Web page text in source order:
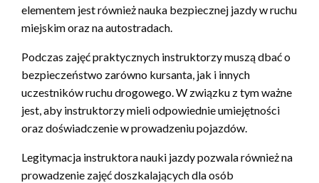
elementem jest również nauka bezpiecznej jazdy w ruchu
miejskim oraz na autostradach.
Podczas zajęć praktycznych instruktorzy muszą dbać o
bezpieczeństwo zarówno kursanta, jak i innych
uczestników ruchu drogowego. W związku z tym ważne
jest, aby instruktorzy mieli odpowiednie umiejętności
oraz doświadczenie w prowadzeniu pojazdów.
Legitymacja instruktora nauki jazdy pozwala również na
prowadzenie zajęć doszkalających dla osób